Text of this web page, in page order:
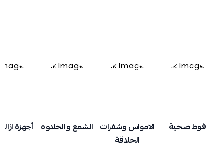
فوط صحية
الامواس وشفرات
الحلاقة
الشمع والحلاوه أجهزة